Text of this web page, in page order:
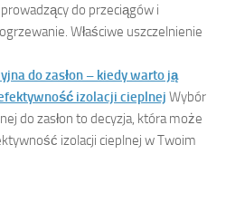
do przeciągów i
Właściwe uszczelnienie
do zasłon – kiedy warto ją
izolacji cieplnej Wybór
do zasłon to decyzja, która może
izolacji cieplnej w Twoim